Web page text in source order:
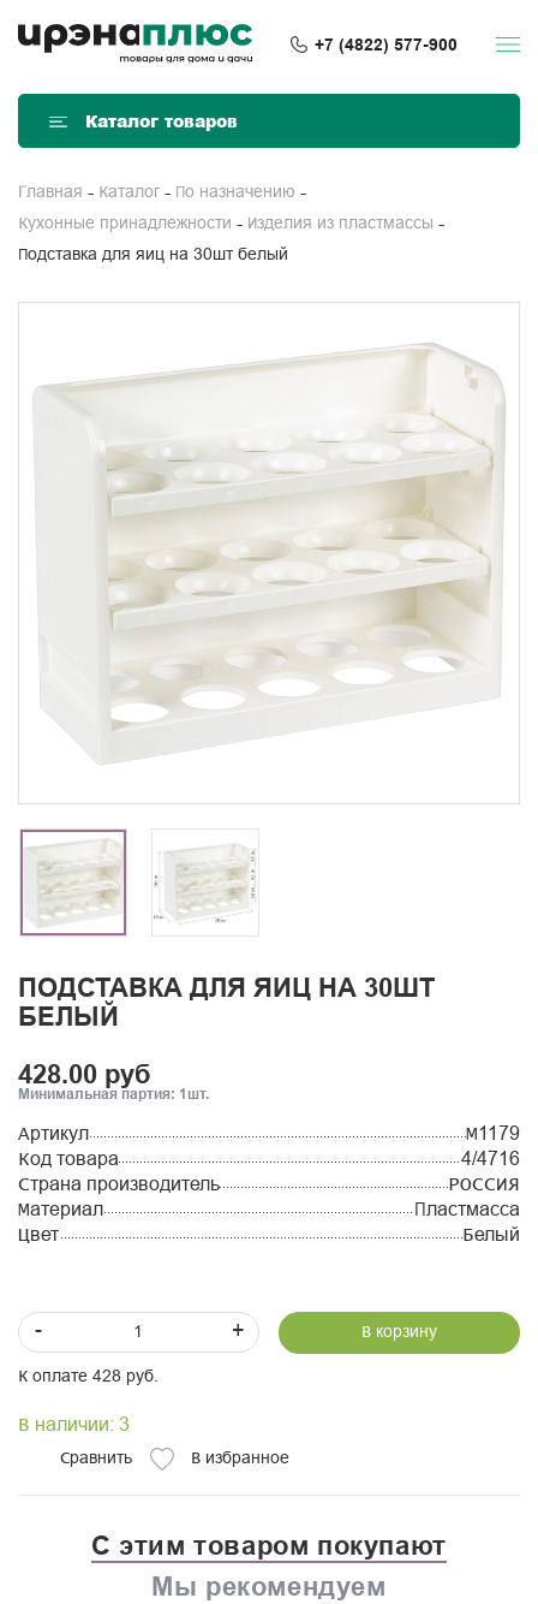
+7 (4822) 577-900
Каталог товаров
Главная Каталог По назначению
Кухонные принадлежности
Изделия из пластмассы
Подставка для яиц на 30шт белый
ПОДСТАВКА ДЛЯ ЯИЦ НА 30ШТ
БЕЛЫЙ
428.00 руб
Минимальная партия: 1шт.
Артикул
М1179
Код товара
4/4716
Страна производитель
РОССИЯ
Материал
Пластмасса
Цвет
Белый
- + В корзину
К оплате 428 руб.
В наличии: 3
Сравнить В избранное
С этим товаром покупают
Мы рекомендуем